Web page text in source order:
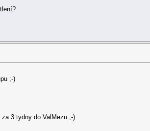
;-)
3 tydny do ValMezu ;-)